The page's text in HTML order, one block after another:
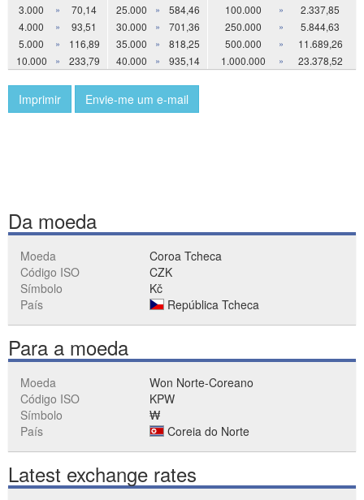
3.000
» 70,14 25.000 » 584,46 100.000 »
2.337,85
4.000
» 93,51 30.000 » 701,36 250.000 »
5.844,63
5.000
» 116,89 35.000 » 818,25 500.000 »
11.689,26
10.000
» 233,79 40.000 » 935,14 1.000.000 » 23.378,52
Imprimir Envie-me um e-mail
Da moeda
Moeda
Coroa Tcheca
Código ISO
CZK
Símbolo
Kč
País
República Tcheca
Para a moeda
Moeda
Won Norte-Coreano
Código ISO
KPW
Símbolo
₩
País
Coreia do Norte
Latest exchange rates